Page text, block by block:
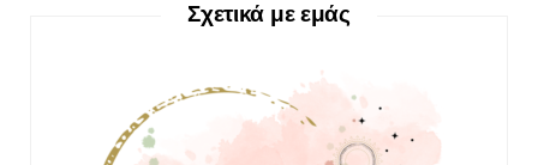
Σχετικά με εμάς